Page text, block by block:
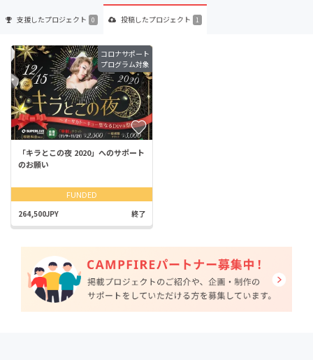
支援したプロジェクト 0 投稿したプロジェクト 1
コロナサポート
プログラム対象
「キラとこの夜 2020」へのサポート
のお願い
FUNDED
264,500JPY 終了